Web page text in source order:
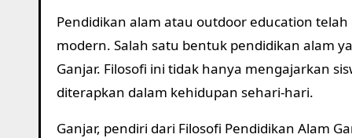
Pendidikan alam atau outdoor education
modern. Salah satu bentuk pendidikan alam
Ganjar. Filosofi ini tidak hanya mengajarkan
diterapkan dalam kehidupan sehari-hari.
Ganjar, pendiri dari Filosofi Pendidikan Alam